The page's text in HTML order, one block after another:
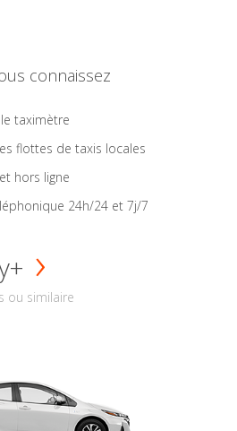
connaissez
taximètre
flottes de taxis locales
hors ligne
24h/24 et 7j/7
ou similaire